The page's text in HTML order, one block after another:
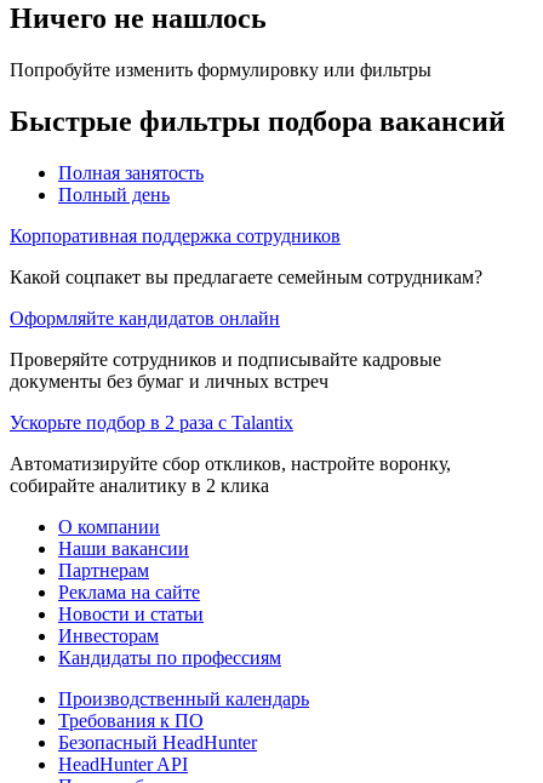
Ничего не нашлось
Попробуйте изменить формулировку или фильтры
Быстрые фильтры подбора вакансий
Полная занятость
Полный день
Корпоративная поддержка сотрудников
Какой соцпакет вы предлагаете семейным сотрудникам?
Оформляйте кандидатов онлайн
Проверяйте сотрудников и подписывайте кадровые
документы без бумаг и личных встреч
Ускорьте подбор в 2 раза с Talantix
Автоматизируйте сбор откликов, настройте воронку,
собирайте аналитику в 2 клика
О компании
Наши вакансии
Партнерам
Реклама на сайте
Новости и статьи
Инвесторам
Кандидаты по профессиям
Производственный календарь
Требования к ПО
Безопасный HeadHunter
HeadHunter API